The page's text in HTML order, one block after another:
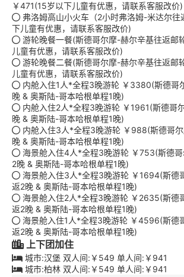
￥471(15岁以下儿童有优惠，请联系客服改价)
弗洛姆高山小火车（2小时弗洛姆-米达尔往
下儿童有优惠，请联系客服改价)
游轮晚餐一餐(斯德哥尔摩-赫尔辛基往返邮
儿童有优惠，请联系客服改价)
游轮晚餐二餐(斯德哥尔摩-赫尔辛基往返邮
儿童有优惠，请联系客服改价)
内舱入住1人*全程3晚游轮 ￥3380(斯德哥
晚 & 奥斯陆-哥本哈根单程1晚)
内舱入住2人*全程3晚游轮 ￥1961(斯德哥
晚 & 奥斯陆-哥本哈根单程1晚)
内舱入住3人*全程3晚游轮 ￥988(斯德哥
晚 & 奥斯陆-哥本哈根单程1晚)
海景舱入住4人*全程3晚游轮 ￥753(斯德
2晚 & 奥斯陆-哥本哈根单程1晚)
海景舱入住3人*全程3晚游轮 ￥1694(斯德
返2晚 & 奥斯陆-哥本哈根单程1晚)
海景舱入住2人*全程3晚游轮 ￥2635(斯德
返2晚 & 奥斯陆-哥本哈根单程1晚)
海景舱入住1人*全程3晚游轮 ￥4596(斯德
返2晚 & 奥斯陆-哥本哈根单程1晚)
上下团加住
城市:汉堡 双人间:￥549 单人间:￥941
城市:柏林 双人间:￥549 单人间:￥941